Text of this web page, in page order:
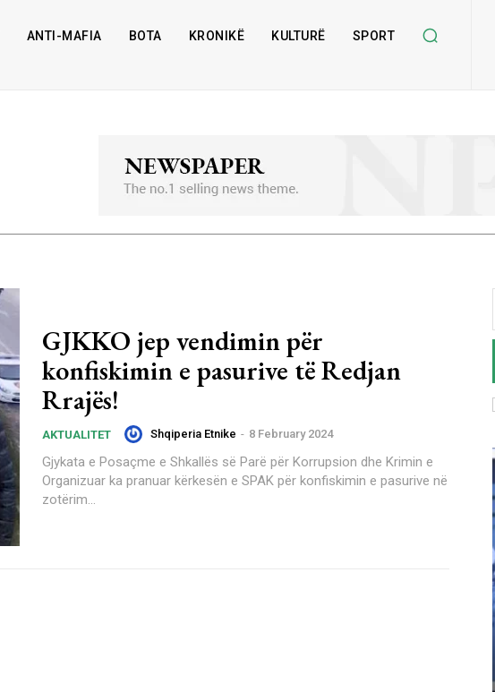
ANTI-MAFIA BOTA KRONIKË KULTURË SPORT
GJKKO jep vendimin për
konfiskimin e pasurive të Redjan
Rrajës!
AKTUALITET Shqiperia Etnike - 8 February 2024
Gjykata e Posaçme e Shkallës së Parë për Korrupsion dhe Krimin e
Organizuar ka pranuar kërkesën e SPAK për konfiskimin e pasurive në
zotërim...